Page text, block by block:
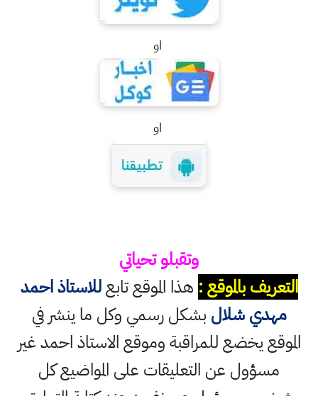
او
او
وتقبلو تحياتي
التعريف بالموقع : هذا الموقع تابعللاستاذ احمد
مهدي شلال بشكل رسمي وكل ما ينشر في
الموقع يخضع للمراقبة وموقع الاستاذ احمد غير
مسؤول عن التعليقات على المواضيع كل